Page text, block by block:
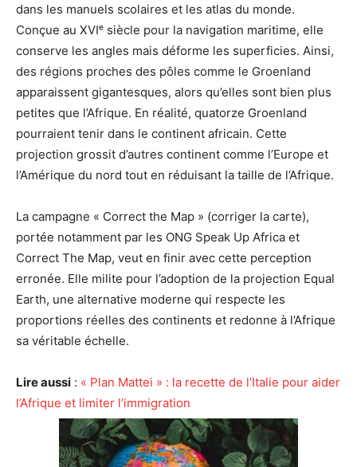
dans les manuels scolaires et les atlas du monde.
Conçue au XVIᵉ siècle pour la navigation maritime, elle
conserve les angles mais déforme les superficies. Ainsi,
des régions proches des pôles comme le Groenland
apparaissent gigantesques, alors qu’elles sont bien plus
petites que l’Afrique. En réalité, quatorze Groenland
pourraient tenir dans le continent africain. Cette
projection grossit d’autres continent comme l’Europe et
l’Amérique du nord tout en réduisant la taille de l’Afrique.
La campagne « Correct the Map » (corriger la carte),
portée notamment par les ONG Speak Up Africa et
Correct The Map, veut en finir avec cette perception
erronée. Elle milite pour l’adoption de la projection Equal
Earth, une alternative moderne qui respecte les
proportions réelles des continents et redonne à l’Afrique
sa véritable échelle.
Lire aussi : « Plan Mattei » : la recette de l’Italie pour aider
l’Afrique et limiter l’immigration